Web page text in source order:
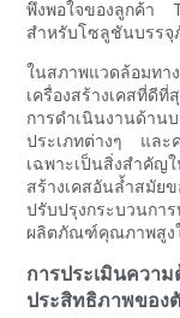
พึงพอใจของลูกค้า
สำหรับโซลูชันบรร
ในสภาพแวดล้อมท
เครื่องสร้างเคสที่ดี
การดำเนินงานด้าน
ประเภทต่างๆ และ
เฉพาะเป็นสิ่งสำคั
สร้างเคสอันล้ำสมั
ปรับปรุงกระบวนก
ผลิตภัณฑ์คุณภาพสูง
การประเมินควา
ประสิทธิภาพของ